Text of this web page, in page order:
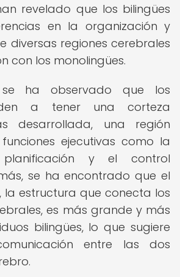
revelado que los bilingües
en la organización y
diversas regiones cerebrales
con los monolingües.
se ha observado que los
a tener una corteza
desarrollada, una región
ejecutivas como la
y el control
se ha encontrado que el
la estructura que conecta los
es más grande y más
bilingües, lo que sugiere
entre las dos